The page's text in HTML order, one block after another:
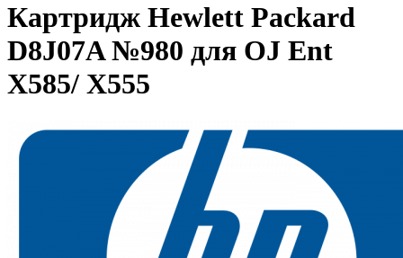
Картридж Hewlett Packard
D8J07A №980 для OJ Ent
X585/ X555